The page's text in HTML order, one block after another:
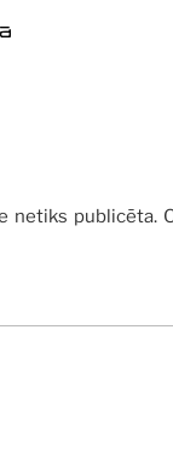
netiks publicēta.